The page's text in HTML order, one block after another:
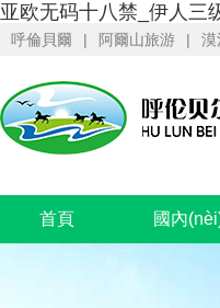
亚欧无码十八禁_伊人三
呼倫貝爾 | 阿爾山旅游 | 漠
首頁 國內